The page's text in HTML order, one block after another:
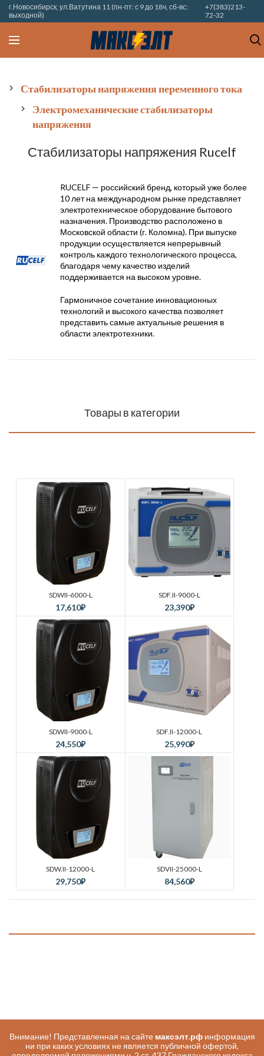
г.Новосибирск, ул.Ватутина 11 (пн-пт: с 9 до 18ч, сб-вс:
выходной)
+7(383)213-
72-32
Стабилизаторы напряжения переменного тока
Электромеханические стабилизаторы
напряжения
Стабилизаторы напряжения Rucelf
RUCELF — российский бренд, который уже более
10 лет на международном рынке представляет
электротехническое оборудование бытового
назначения. Производство расположено в
Московской области (г. Коломна). При выпуске
продукции осуществляется непрерывный
контроль каждого технологического процесса,
благодаря чему качество изделий
поддерживается на высоком уровне.
Гармоничное сочетание инновационных
технологий и высокого качества позволяет
представить самые актуальные решения в
области электротехники.
Товары в категории
SDWII-6000-L
17,610₽
SDF.II-9000-L
23,390₽
SDWII-9000-L
24,550₽
SDF.II-12000-L
25,990₽
SDW.II-12000-L
29,750₽
SDVII-25000-L
84,560₽
Внимание! Представленная на сайте максэлт.рфинформация
ни при каких условиях не является публичной офертой,